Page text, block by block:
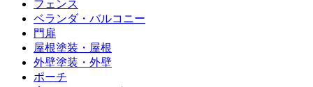
フェンス
ベランダ・バルコニー
門扉
屋根塗装・屋根
外壁塗装・外壁
ポーチ